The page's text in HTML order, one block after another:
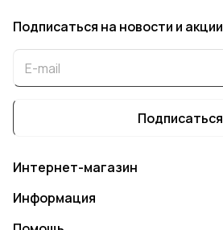
Подписаться на новости и акции
Подписаться
Интернет-магазин
Информация